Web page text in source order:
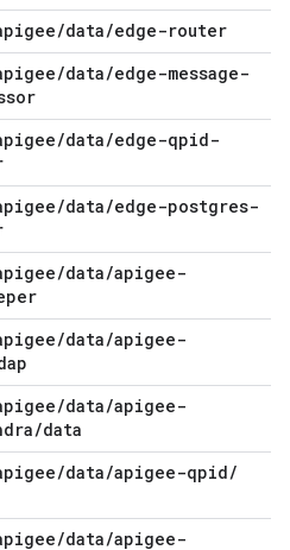
/data/edge-router
/data/edge-message-
/data/edge-qpid-
/data/edge-postgres-
/data/apigee-
/data/apigee-
/data/apigee-
/data
/data/apigee-qpid/
/data/apigee-